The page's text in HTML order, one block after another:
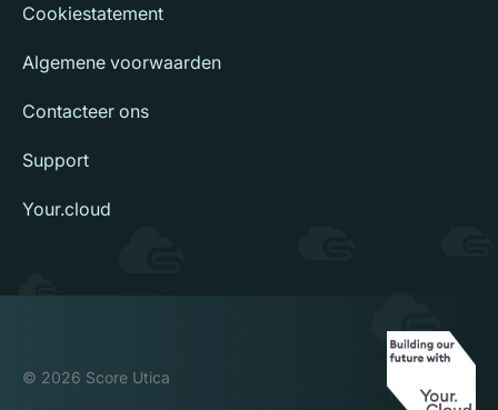
Cookiestatement
Algemene voorwaarden
Contacteer ons
Support
Your.cloud
© 2026 Score Utica